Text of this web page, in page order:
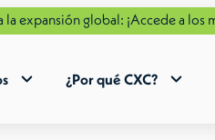
global: ¡Accede a los
¿Por qué CXC?